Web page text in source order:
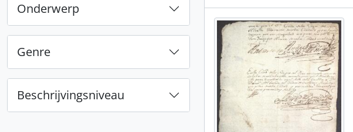
Onderwerp
Genre
Beschrijvingsniveau